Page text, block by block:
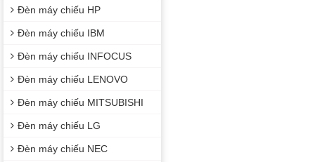
Đèn máy chiếu HP
Đèn máy chiếu IBM
Đèn máy chiếu INFOCUS
Đèn máy chiếu LENOVO
Đèn máy chiếu MITSUBISHI
Đèn máy chiếu LG
Đèn máy chiếu NEC